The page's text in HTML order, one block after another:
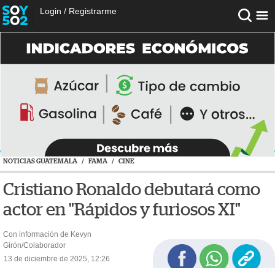
Login / Registrarme
NOTICIAS GUATEMALA / FAMA / CINE
Cristiano Ronaldo debutará como
actor en "Rápidos y furiosos XI"
Con información de Kevyn
Girón/Colaborador
13 de diciembre de 2025, 12:26